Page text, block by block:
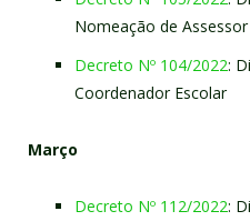
Nomeação de Assessor
Decreto Nº 104/2022:
Coordenador Escolar
Março
Decreto Nº 112/2022: